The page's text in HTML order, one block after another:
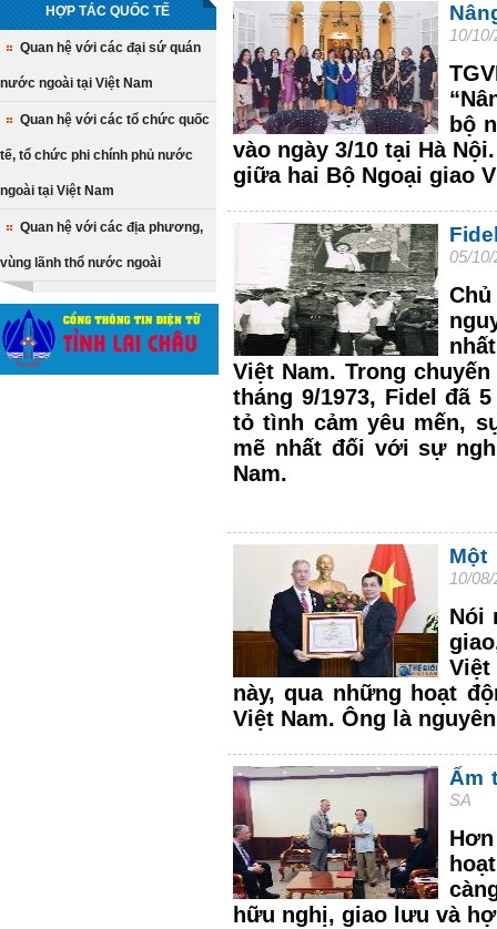
HỢP TÁC QUỐC TẾ
Quan hệ với các đại sứ quán
nước ngoài tại Việt Nam
Quan hệ với các tổ chức quốc
tế, tổ chức phi chính phủ nước
ngoài tại Việt Nam
Quan hệ với các địa phương,
vùng lãnh thổ nước ngoài
10/
bộ
vào ngày 3/10 tại Hà
giữa hai Bộ Ngoại giao
05/
Việt Nam. Trong
tháng 9/1973, Fidel đã
tỏ tình cảm yêu mến,
mẽ nhất đối với sự
Nam.
Một
10/
Nói
này, qua những hoạt
Việt Nam. Ông là
Ấm
SA
hữu nghị, giao lưu và